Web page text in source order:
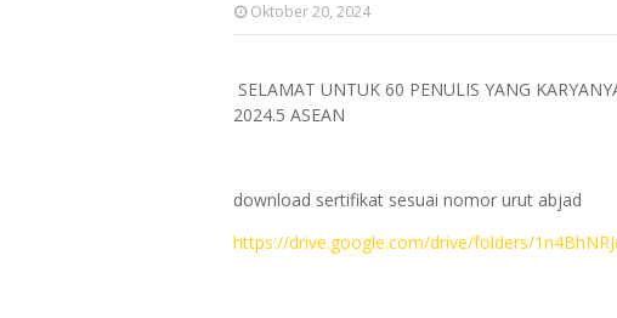
Oktober 20, 2024
SELAMAT UNTUK 60 PENULIS YANG
2024.5 ASEAN
download sertifikat sesuai nomor urut abjad
https://drive.google.com/drive/folders/